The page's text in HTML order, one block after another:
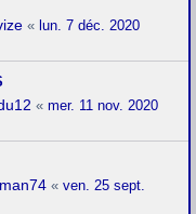
« lun. 7 déc. 2020
« mer. 11 nov. 2020
« ven. 25 sept.